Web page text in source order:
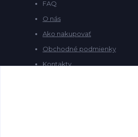
FAQ
O nás
Ako nakupovať
Obchodné podmienky
Kontakty